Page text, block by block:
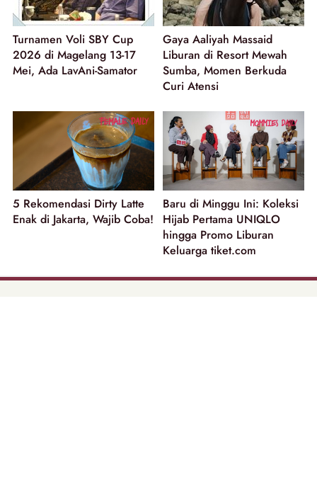
Turnamen Voli SBY Cup
2026 di Magelang 13-17
Mei, Ada LavAni-Samator
Gaya Aaliyah Massaid
Liburan di Resort Mewah
Sumba, Momen Berkuda
Curi Atensi
5 Rekomendasi Dirty Latte
Enak di Jakarta, Wajib Coba!
Baru di Minggu Ini: Koleksi
Hijab Pertama UNIQLO
hingga Promo Liburan
Keluarga tiket.com